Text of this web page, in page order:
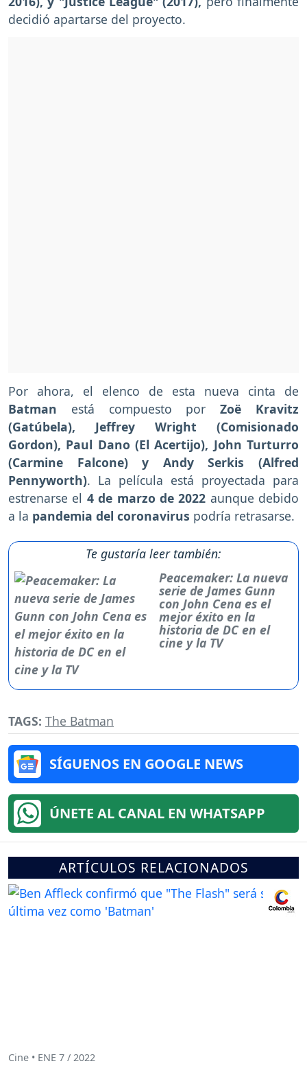
decidió apartarse del proyecto.
Por ahora, el elenco de esta nueva cinta de
Batman está compuesto porZoë Kravitz
(Gatúbela), Jeffrey Wright (Comisionado
Gordon), Paul Dano (El Acertijo), John Turturro
(Carmine Falcone) y Andy Serkis (Alfred
Pennyworth). La película está proyectada para
estrenarse el 4 de marzo de 2022 aunque debido
a la pandemia del coronavirus podría retrasarse.
Te gustaría leer también:
Peacemaker: La nueva
serie de James Gunn
con John Cena es el
mejor éxito en la
historia de DC en el
cine y la TV
TAGS: The Batman
SÍGUENOS EN GOOGLE NEWS
ÚNETE AL CANAL EN WHATSAPP
ARTÍCULOS RELACIONADOS
Cine • ENE 7 / 2022